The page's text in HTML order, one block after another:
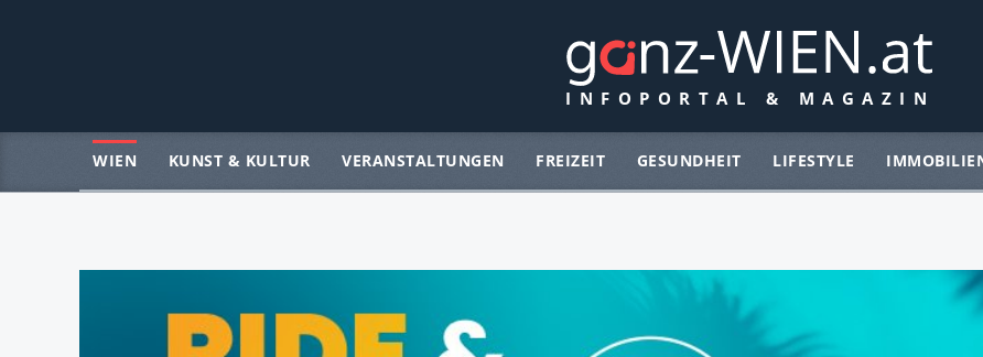
WIEN KUNST & KULTUR VERANSTALTUNGEN FREIZEIT GESUNDHEIT LIFESTYLE